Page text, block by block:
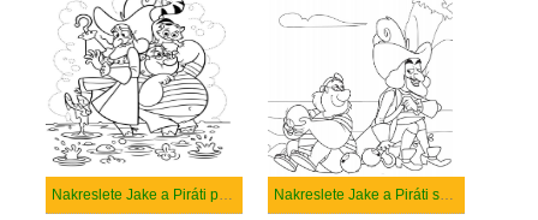
Nakreslete Jake a Piráti prostý Nakreslete Jake a Piráti skica